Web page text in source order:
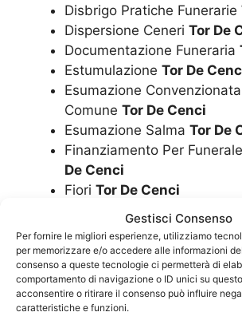
Gestisci Consenso
Per fornire le migliori esperienze, utilizziamo
per memorizzare e/o accedere alle informazioni
consenso a queste tecnologie ci permetterà di
comportamento di navigazione o ID unici su
acconsentire o ritirare il consenso può influire
caratteristiche e funzioni.
Disbrigo Pratiche Funerarie
Dispersione Ceneri Tor De
Documentazione Funeraria
Estumulazione Tor De
Esumazione
Comune Tor De Cenci
Esumazione Salma Tor De
Finanziamento Per
De Cenci
Fiori Tor De Cenci
Funerale A RateTor De
Funerale Convenzionato
Tor De Cenci
Funerale EconomicoTor
Funerale LaicoTor De
FuneraleTor De Cenci